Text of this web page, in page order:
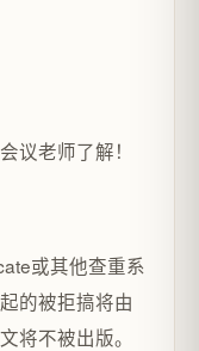
议老师了解！
或其他查重系
的被拒搞将由
将不被出版。